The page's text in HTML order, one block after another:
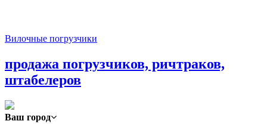
Вилочные погрузчики
продажа погрузчиков, ричтраков,
штабелеров
Ваш город